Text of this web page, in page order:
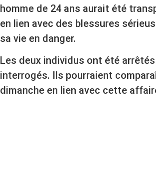
homme de 24 ans aurait été
en lien avec des blessures
sa vie en danger.
Les deux individus ont été
interrogés. Ils pourraient
dimanche en lien avec cette